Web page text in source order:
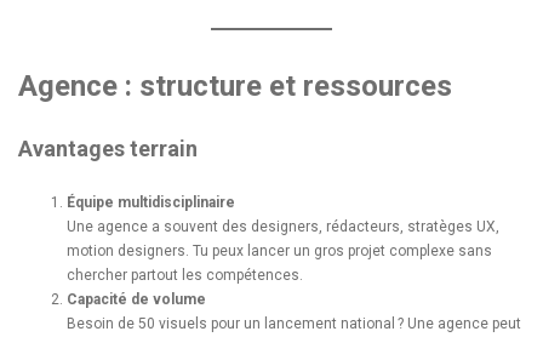
Agence : structure et ressources
Avantages terrain
Équipe multidisciplinaire
Une agence a souvent des designers, rédacteurs, stratèges UX,
motion designers. Tu peux lancer un gros projet complexe sans
chercher partout les compétences.
Capacité de volume
Besoin de 50 visuels pour un lancement national ? Une agence peut